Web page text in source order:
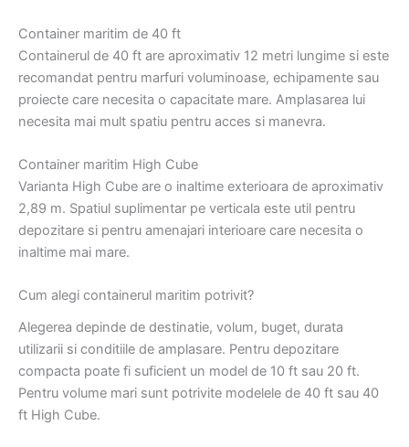
Container maritim de 40 ft
Containerul de 40 ft are aproximativ 12 metri lungime si este
recomandat pentru marfuri voluminoase, echipamente sau
proiecte care necesita o capacitate mare. Amplasarea lui
necesita mai mult spatiu pentru acces si manevra.
Container maritim High Cube
Varianta High Cube are o inaltime exterioara de aproximativ
2,89 m. Spatiul suplimentar pe verticala este util pentru
depozitare si pentru amenajari interioare care necesita o
inaltime mai mare.
Cum alegi containerul maritim potrivit?
Alegerea depinde de destinatie, volum, buget, durata
utilizarii si conditiile de amplasare. Pentru depozitare
compacta poate fi suficient un model de 10 ft sau 20 ft.
Pentru volume mari sunt potrivite modelele de 40 ft sau 40
ft High Cube.